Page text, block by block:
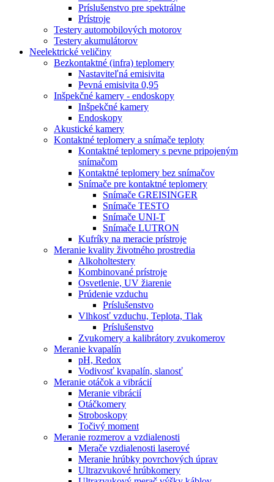
Príslušenstvo pre spektrálne
Prístroje
Testery automobilových motorov
Testery akumulátorov
Neelektrické veličiny
Bezkontaktné (infra) teplomery
Nastaviteľná emisivita
Pevná emisivita 0,95
Inšpekčné kamery - endoskopy
Inšpekčné kamery
Endoskopy
Akustické kamery
Kontaktné teplomery a snímače teploty
Kontaktné teplomery s pevne pripojeným
snímačom
Kontaktné teplomery bez snímačov
Snímače pre kontaktné teplomery
Snímače GREISINGER
Snímače TESTO
Snímače UNI-T
Snímače LUTRON
Kufríky na meracie prístroje
Meranie kvality životného prostredia
Alkoholtestery
Kombinované prístroje
Osvetlenie, UV žiarenie
Prúdenie vzduchu
Príslušenstvo
Vlhkosť vzduchu, Teplota, Tlak
Príslušenstvo
Zvukomery a kalibrátory zvukomerov
Meranie kvapalín
pH, Redox
Vodivosť kvapalín, slanosť
Meranie otáčok a vibrácií
Meranie vibrácií
Otáčkomery
Stroboskopy
Točivý moment
Meranie rozmerov a vzdialenosti
Merače vzdialenosti laserové
Meranie hrúbky povrchových úprav
Ultrazvukové hrúbkomery